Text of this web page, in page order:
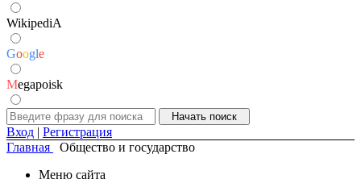
WikipediA
Google
Megapoisk
Вход | Регистрация
Главная
Общество и государство
Меню сайта